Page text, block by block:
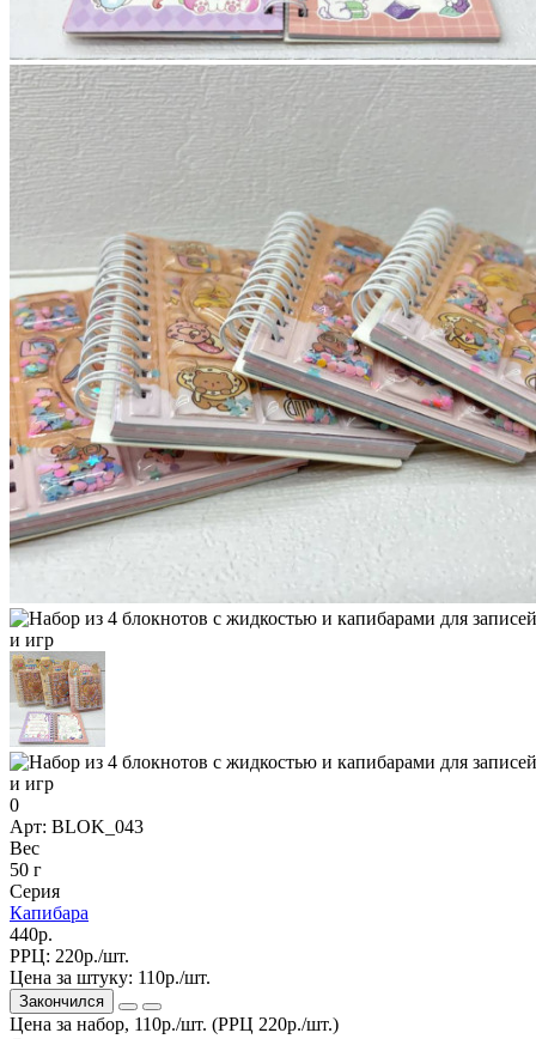
0
Арт: BLOK_043
Вес
50 г
Серия
Капибара
440р.
РРЦ: 220р./шт.
Цена за штуку: 110р./шт.
Закончился
Цена за набор, 110р./шт. (РРЦ 220р./шт.)